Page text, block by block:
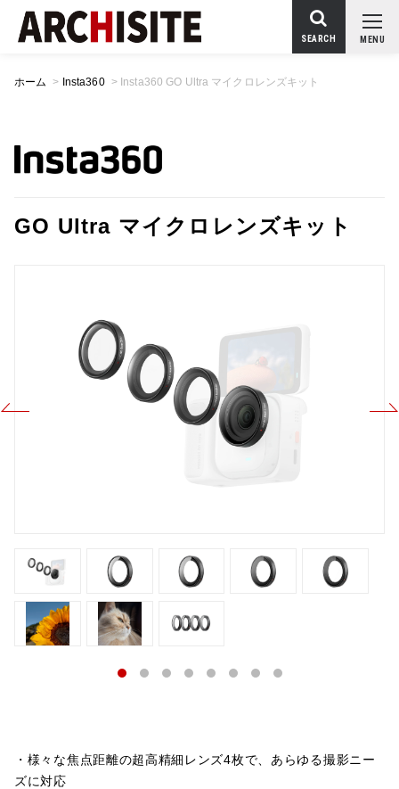
MENU
SEARCH
ホーム > Insta360 > Insta360 GO Ultra マイクロレンズキット
GO Ultra マイクロレンズキット
・様々な焦点距離の超高精細レンズ4枚で、あらゆる撮影ニー
ズに対応